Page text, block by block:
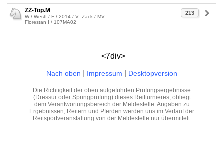
213
ZZ-Top.M
W / Westf / F / 2014 / V: Zack / MV:
Florestan I / 107MA02
<7div>
Nach oben Impressum Desktopversion
Die Richtigkeit der oben aufgeführten Prüfungsergebnisse
(Dressur oder Springprüfung) dieses Reitturnieres, obliegt
dem Verantwortungsbereich der Meldestelle. Angaben zu
Ergebnissen, Reitern und Pferden werden uns im Verlauf der
Reitsportveranstaltung von der Meldestelle nur übermittelt.